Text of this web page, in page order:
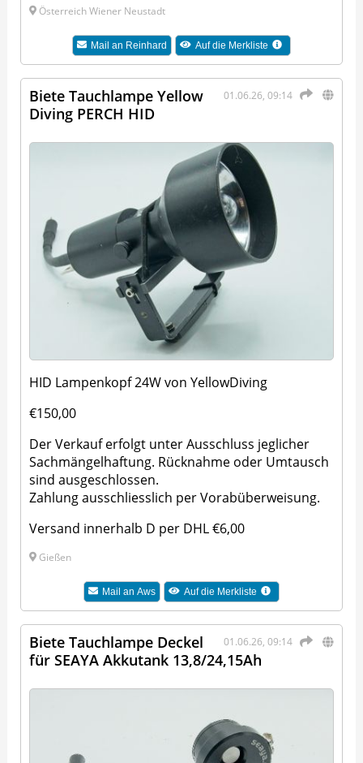
Österreich Wiener Neustadt
Mail an Reinhard Auf die Merkliste
01.06.26, 09:14
Biete Tauchlampe Yellow
Diving PERCH HID
HID Lampenkopf 24W von YellowDiving
€150,00
Der Verkauf erfolgt unter Ausschluss jeglicher
Sachmängelhaftung. Rücknahme oder Umtausch
sind ausgeschlossen.
Zahlung ausschliesslich per Vorabüberweisung.
Versand innerhalb D per DHL €6,00
Gießen
Mail an Aws Auf die Merkliste
01.06.26, 09:14
Biete Tauchlampe Deckel
für SEAYA Akkutank 13,8/24,15Ah